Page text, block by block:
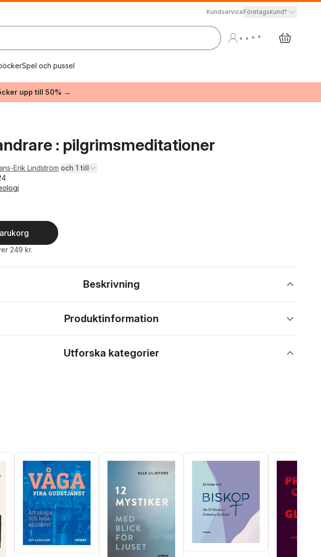
KundserviceFöretagskund?
Spel och pussel
upp till 50% →
: pilgrimsmeditationer
Erik Lindström och 1 till
249 kr.
Beskrivning
Produktinformation
Utforska kategorier